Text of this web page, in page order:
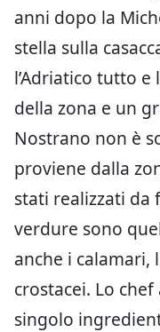
anni dopo la
stella sulla
l’Adriatico tutto
della zona e un
Nostrano non è
proviene dalla
stati realizzati da
verdure sono
anche i calamari,
crostacei. Lo
singolo